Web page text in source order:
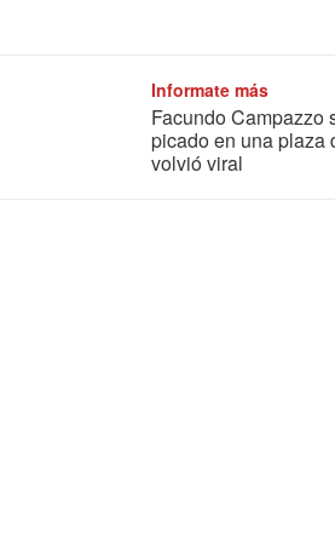
Informate más
Facundo Campazzo
picado en una plaza
volvió viral